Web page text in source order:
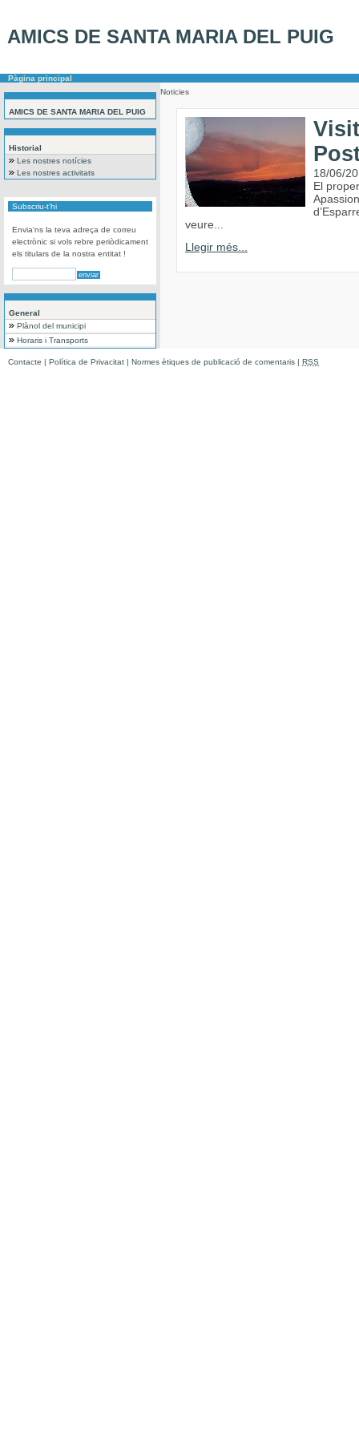
AMICS DE SANTA MARIA DEL PUIG
Pàgina principal
AMICS DE SANTA MARIA DEL PUIG
Historial
Les nostres notícies
Les nostres activitats
Subscriu-t'hi
Envia'ns la teva adreça de correu
electrònic si vols rebre periòdicament
els titulars de la nostra entitat !
General
Plànol del municipi
Horaris i Transports
Noticies
18/06/
El
veure...
Llegir més...
Contacte | Política de Privacitat | Normes ètiques de publicació de comentaris | RSS